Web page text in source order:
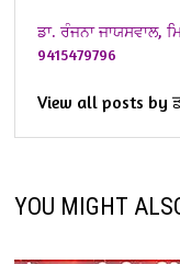
ਡਾ. ਰੰਜਨਾ ਜਾਯਸਵਾਲ,
9415479796
View all posts by
YOU MIGHT